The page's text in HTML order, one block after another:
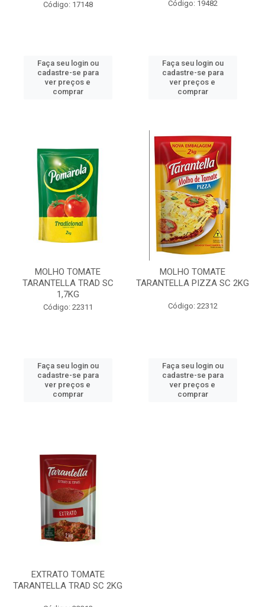
Código: 17148
Faça seu login ou
cadastre-se para
ver preços e
comprar
Código: 19482
Faça seu login ou
cadastre-se para
ver preços e
comprar
MOLHO TOMATE
TARANTELLA TRAD SC
1,7KG
Código: 22311
Faça seu login ou
cadastre-se para
ver preços e
comprar
MOLHO TOMATE
TARANTELLA PIZZA SC 2KG
Código: 22312
Faça seu login ou
cadastre-se para
ver preços e
comprar
EXTRATO TOMATE
TARANTELLA TRAD SC 2KG